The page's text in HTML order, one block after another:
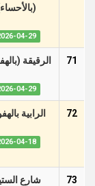
04-29
71 الرقيقة
04-29
72 الرابية
04-18
73 شارع